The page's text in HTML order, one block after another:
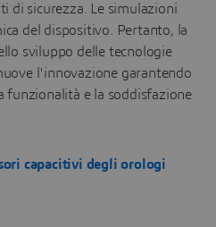
di sicurezza. Le simulazioni
del dispositivo. Pertanto, la
sviluppo delle tecnologie
l'innovazione garantendo
funzionalità e la soddisfazione
capacitivi degli orologi